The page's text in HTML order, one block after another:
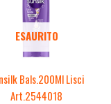
ESAURITO
Bals.200Ml Lisci
Art.2544018